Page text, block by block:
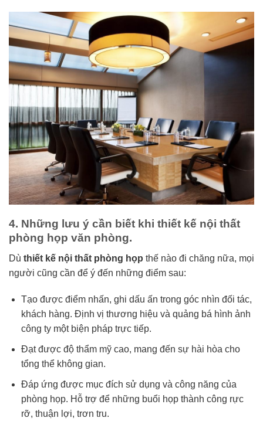
4. Những lưu ý cần biết khi thiết kế nội thất
phòng họp văn phòng.
Dù thiết kế nội thất phòng họp thế nào đi chăng nữa, mọi
người cũng cần để ý đến những điểm sau:
Tạo được điểm nhấn, ghi dấu ấn trong góc nhìn đối tác,
khách hàng. Định vị thương hiệu và quảng bá hình ảnh
công ty một biện pháp trực tiếp.
Đạt được độ thẩm mỹ cao, mang đến sự hài hòa cho
tổng thể không gian.
Đáp ứng được mục đích sử dụng và công năng của
phòng họp. Hỗ trợ để những buổi họp thành công rực
rỡ, thuận lợi, trơn tru.